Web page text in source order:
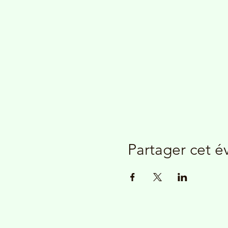
Partager cet